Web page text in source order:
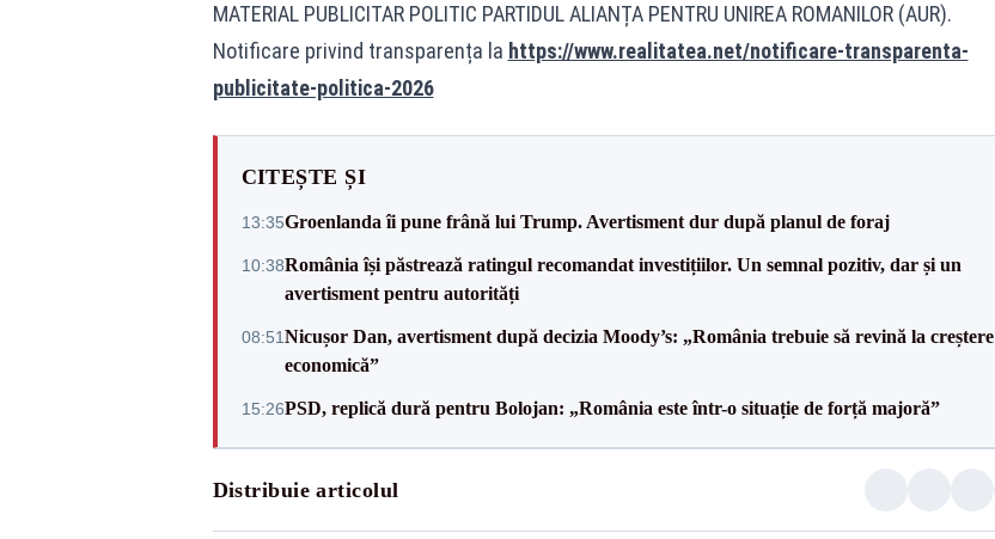
MATERIAL PUBLICITAR POLITIC PARTIDUL ALIANȚA PENTRU UNIREA ROMANILOR (AUR).
Notificare privind transparența la https://www.realitatea.net/notificare-transparenta-
publicitate-politica-2026
CITEȘTE ȘI
13:35Groenlanda îi pune frână lui Trump. Avertisment dur după planul de foraj
10:38România își păstrează ratingul recomandat investițiilor. Un semnal pozitiv, dar și un
avertisment pentru autorități
08:51Nicușor Dan, avertisment după decizia Moody’s: „România trebuie să revină la creștere
economică”
15:26PSD, replică dură pentru Bolojan: „România este într-o situație de forță majoră”
Distribuie articolul